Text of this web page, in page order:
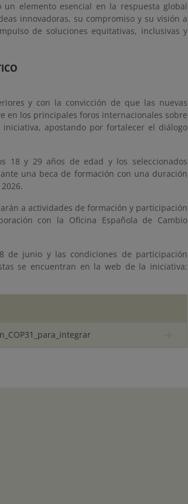
elemento esencial en la respuesta global
innovadoras, su compromiso y su visión a
de soluciones equitativas, inclusivas y
y con la convicción de que las nuevas
en los principales foros internacionales sobre
apostando por fortalecer el diálogo
18 y 29 años de edad y los seleccionados
una beca de formación con una duración
a actividades de formación y participación
con la Oficina Española de Cambio
de junio y las condiciones de participación
se encuentran en la web de la iniciativa: